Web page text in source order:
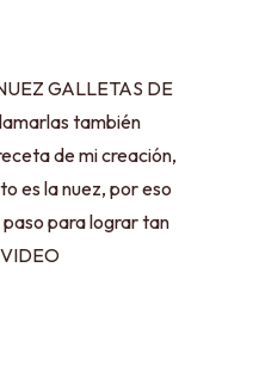
GALLETAS DE
también
de mi creación,
es la nuez, por eso
para lograr tan